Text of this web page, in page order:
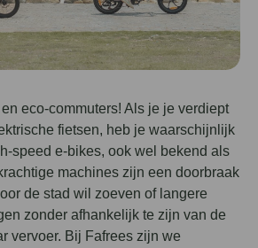
eco-commuters! Als je je verdiept
fietsen, heb je waarschijnlijk
speed e-bikes, ook wel bekend als
machines zijn een doorbraak
de stad wil zoeven of langere
zonder afhankelijk te zijn van de
vervoer. Bij Fafrees zijn we